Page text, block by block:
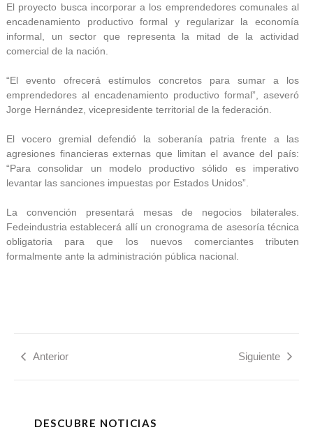
El proyecto busca incorporar a los emprendedores comunales al
encadenamiento productivo formal y regularizar la economía
informal, un sector que representa la mitad de la actividad
comercial de la nación.
“El evento ofrecerá estímulos concretos para sumar a los
emprendedores al encadenamiento productivo formal”, aseveró
Jorge Hernández, vicepresidente territorial de la federación.
El vocero gremial defendió la soberanía patria frente a las
agresiones financieras externas que limitan el avance del país:
“Para consolidar un modelo productivo sólido es imperativo
levantar las sanciones impuestas por Estados Unidos”.
La convención presentará mesas de negocios bilaterales.
Fedeindustria establecerá allí un cronograma de asesoría técnica
obligatoria para que los nuevos comerciantes tributen
formalmente ante la administración pública nacional.
Anterior Siguiente
DESCUBRE NOTICIAS